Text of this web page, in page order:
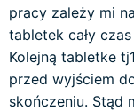
pracy zależy mi
tabletek cały
Kolejną tabletke
przed wyjściem
skończeniu. Stąd